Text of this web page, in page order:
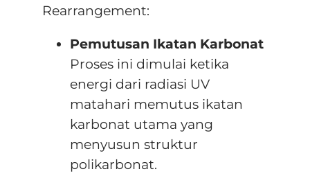
Rearrangement:
Pemutusan Ikatan Karbonat
Proses ini dimulai ketika
energi dari radiasi UV
matahari memutus ikatan
karbonat utama yang
menyusun struktur
polikarbonat.